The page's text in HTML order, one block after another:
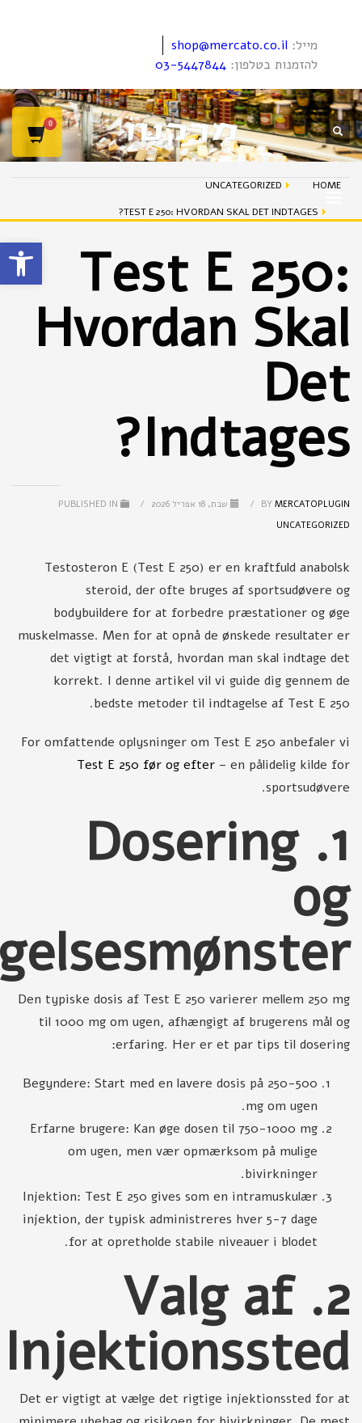
פתח
מייל: shop@mercato.co.il
להזמנות בטלפון: 03-5447844
HOME
UNCATEGORIZED
TEST E 250: HVORDAN SKAL DET INDTAGES?
Test E 250:
Hvordan Skal
Det
Indtages?
BY MERCATOPLUGIN
/ שבת, 18 אפריל 2026 /
UNCATEGORIZED
Testosteron E (Test E 250) er en kraftfuld anabolsk
steroid, der ofte bruges af sportsudøvere og
bodybuildere for at forbedre præstationer og øge
muskelmasse. Men for at opnå de ønskede resultater er
det vigtigt at forstå, hvordan man skal indtage det
korrekt. I denne artikel vil vi guide dig gennem de
bedste metoder til indtagelse af Test E 250.
For omfattende oplysninger om Test E 250 anbefaler vi
Test E 250 før og efter – en pålidelig kilde for
sportsudøvere.
1. Dosering
og
Den typiske dosis af Test E 250 varierer mellem 250 mg
til 1000 mg om ugen, afhængigt af brugerens mål og
erfaring. Her er et par tips til dosering:
Begyndere: Start med en lavere dosis på 250-500
mg om ugen.
Erfarne brugere: Kan øge dosen til 750-1000 mg
om ugen, men vær opmærksom på mulige
bivirkninger.
Injektion: Test E 250 gives som en intramuskulær
injektion, der typisk administreres hver 5-7 dage
for at opretholde stabile niveauer i blodet.
2. Valg af
Injektionssted
Det er vigtigt at vælge det rigtige injektionssted for at